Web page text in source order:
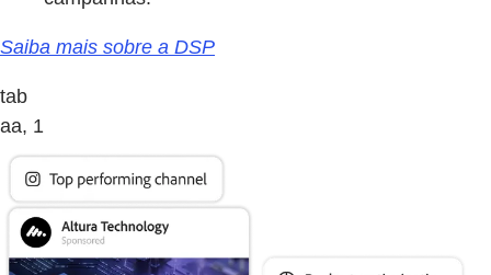
Saiba mais sobre a DSP
tab
aa, 1